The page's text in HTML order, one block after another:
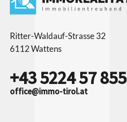
Ritter-Waldauf-Strasse 32
6112 Wattens
+43 5224 57 855
office@immo-tirol.at